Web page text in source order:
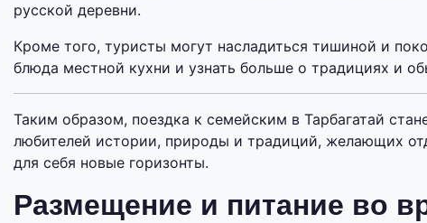
русской деревни.
Кроме того, туристы могут насладиться тишиной и
блюда местной кухни и узнать больше о традициях и
Таким образом, поездка к семейским в Тарбагатай
любителей истории, природы и традиций, желающих
для себя новые горизонты.
Размещение и питание во